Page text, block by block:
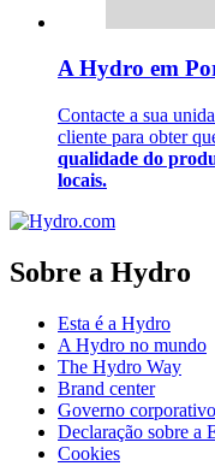
A Hydro em
Contacte a sua
cliente para obter
qualidade do
locais.
Sobre a Hydro
Esta é a Hydro
A Hydro no mundo
The Hydro Way
Brand center
Governo corporativo
Declaração sobre a
Cookies